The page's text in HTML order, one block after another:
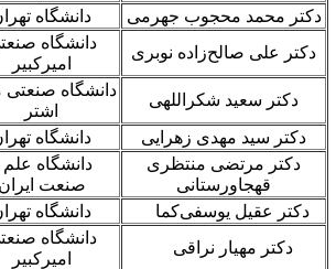
دکتر محمد محجوب جهرمی
دانشگاه تهران
دکتر علی صالح‌زاده نوبری
دانشگاه صنعتی
امیرکبیر
دکتر سعید شکراللهی
دانشگاه صنعتی
اشتر
دکتر سید مهدی زهرایی
دانشگاه تهران
دکتر مرتضی منتظری
قهجاورستانی
دانشگاه علم و
صنعت ایران
دکتر عقیل یوسفی‌کما
دانشگاه تهران
دکتر مهیار نراقی
دانشگاه صنعتی
امیرکبیر